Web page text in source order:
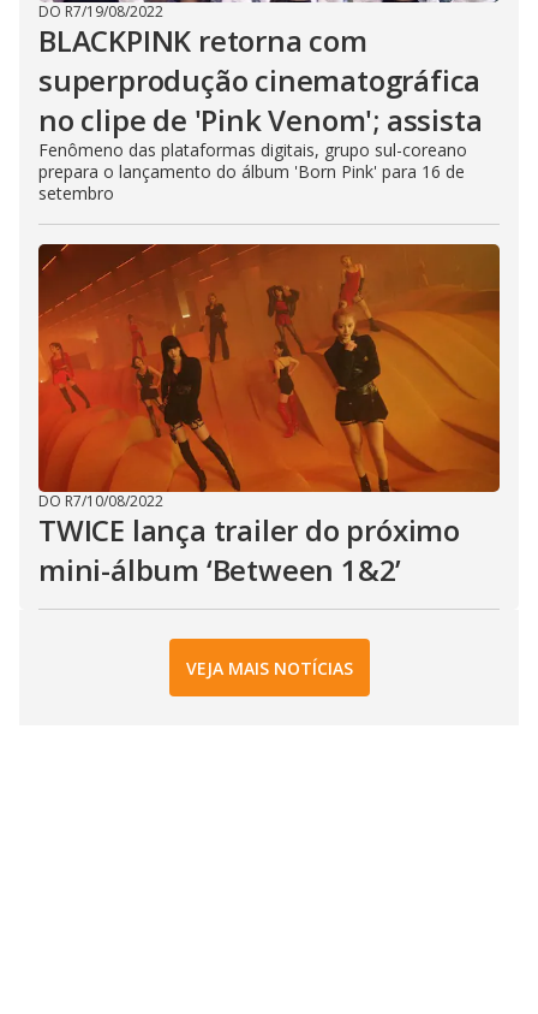
DO R7/19/08/2022
BLACKPINK retorna com
superprodução cinematográfica
no clipe de 'Pink Venom'; assista
Fenômeno das plataformas digitais, grupo sul-coreano
prepara o lançamento do álbum 'Born Pink' para 16 de
setembro
DO R7/10/08/2022
TWICE lança trailer do próximo
mini-álbum ‘Between 1&2’
VEJA MAIS NOTÍCIAS